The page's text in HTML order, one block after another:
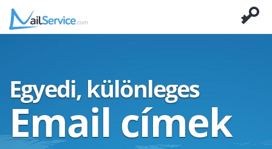
Egyedi, különleges
Email címek